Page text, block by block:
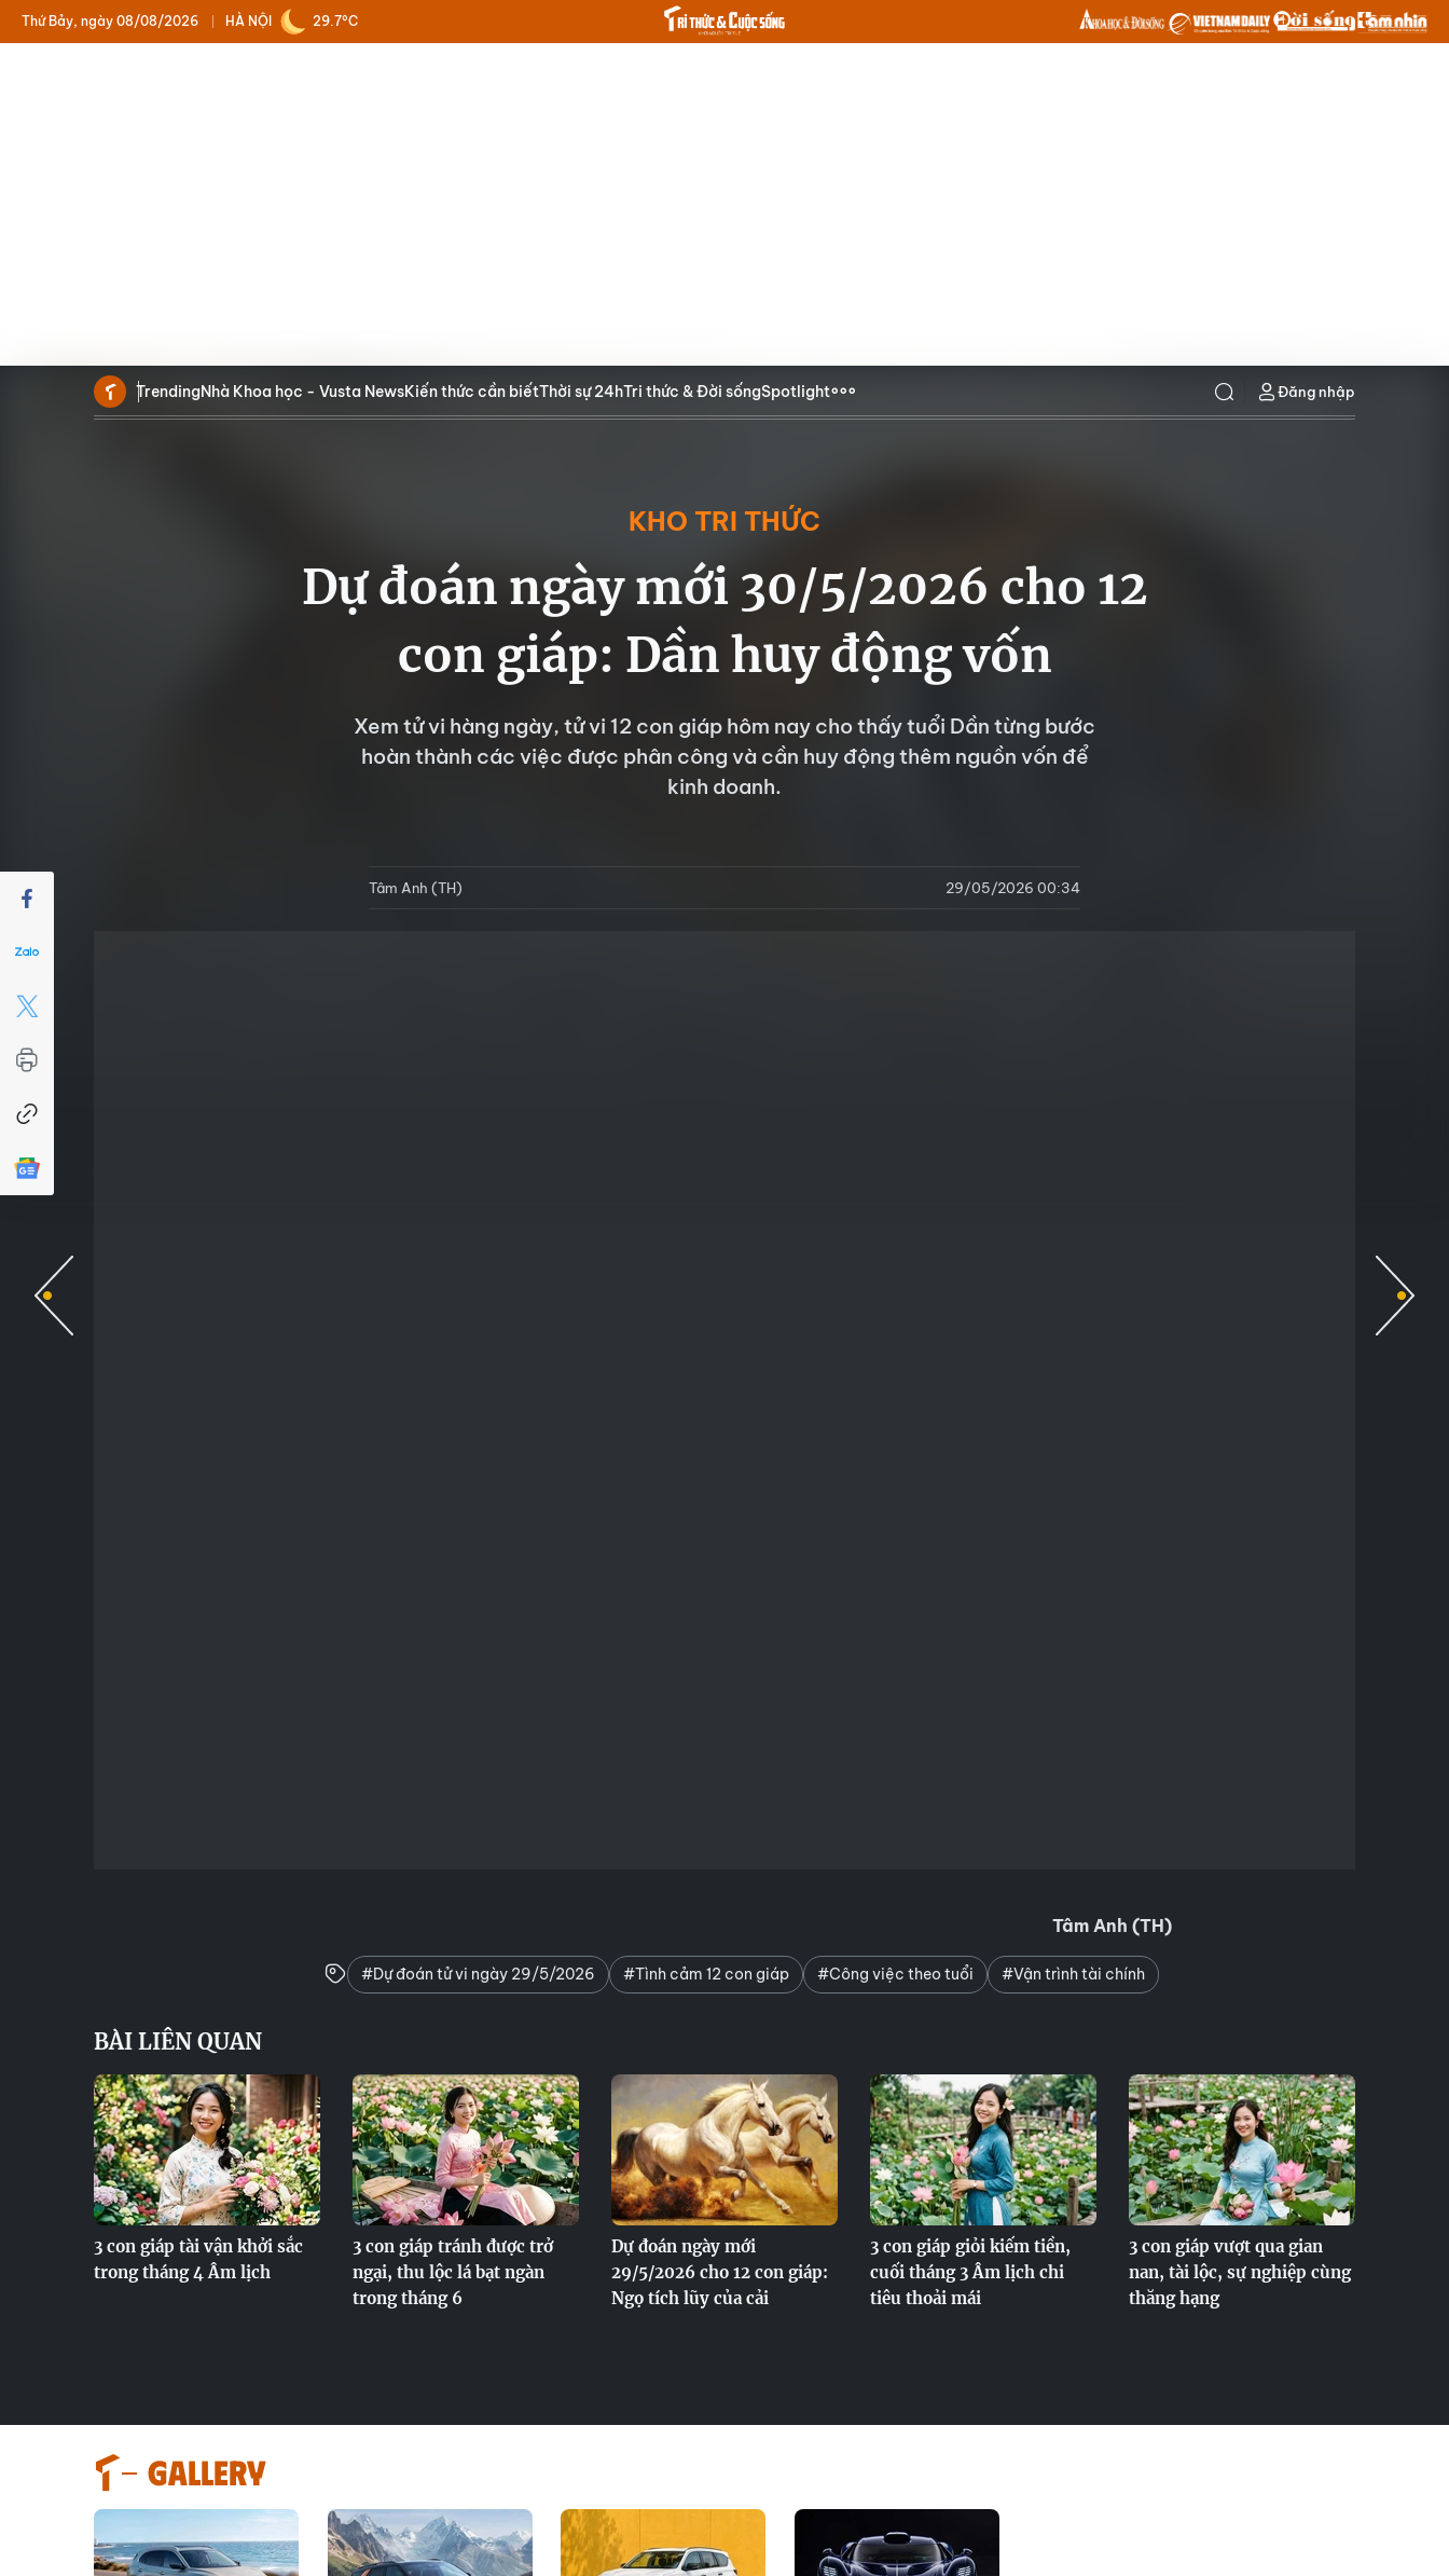
HÀ NỘI
Thứ Bảy, ngày 08/08/2026 29.7°C
TrendingNhà Khoa học - Vusta NewsKiến thức cần biếtThời sự 24hTri thức & Đời sốngSpotlight Đăng nhập
KHO TRI THỨC
Dự đoán ngày mới 30/5/2026 cho 12
con giáp: Dần huy động vốn
Xem tử vi hàng ngày, tử vi 12 con giáp hôm nay cho thấy tuổi Dần từng bước
hoàn thành các việc được phân công và cần huy động thêm nguồn vốn để
kinh doanh.
Tâm Anh (TH) 29/05/2026 00:34
Tâm Anh (TH)
#Dự đoán tử vi ngày 29/5/2026 #Tình cảm 12 con giáp #Công việc theo tuổi #Vận trình tài chính
BÀI LIÊN QUAN
3 con giáp tài vận khởi sắc
trong tháng 4 Âm lịch
3 con giáp tránh được trở
ngại, thu lộc lá bạt ngàn
trong tháng 6
Dự đoán ngày mới
29/5/2026 cho 12 con giáp:
Ngọ tích lũy của cải
3 con giáp giỏi kiếm tiền,
cuối tháng 3 Âm lịch chi
tiêu thoải mái
3 con giáp vượt qua gian
nan, tài lộc, sự nghiệp cùng
thăng hạng
GALLERY